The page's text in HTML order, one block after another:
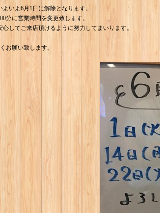
いよ6月1日に解除となります。
分に営業時間を変更致します。
してご来店頂けるように努力してまいります。
お願い致します。